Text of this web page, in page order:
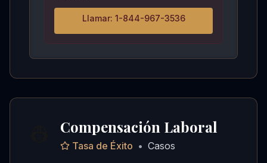
Llamar: 1-844-967-3536
Compensación Laboral
Tasa de Éxito • Casos